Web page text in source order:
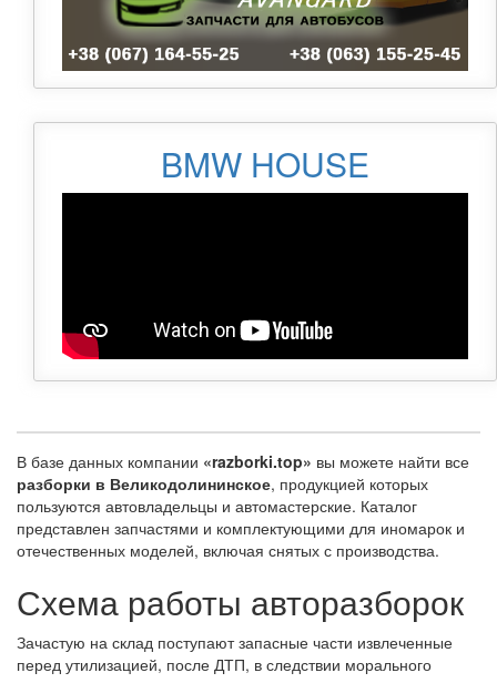
BMW HOUSE
В базе данных компании «razborki.top» вы можете найти все
разборки в Великодолининское, продукцией которых
пользуются автовладельцы и автомастерские. Каталог
представлен запчастями и комплектующими для иномарок и
отечественных моделей, включая снятых с производства.
Схема работы авторазборок
Зачастую на склад поступают запасные части извлеченные
перед утилизацией, после ДТП, в следствии морального